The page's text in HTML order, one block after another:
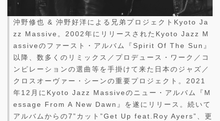
沖野修也 & 沖野好洋による兄弟プロジェクトKyoto Ja
zz Massive。2002年にリリースされたKyoto Jazz M
assiveのファースト・アルバム『Spirit Of The Sun』
以降、数多くのリミックス／プロデュース・ワーク／コ
ンピレーションの選曲等を手掛けて来た日本のジャズ／
クロスオーヴァー・シーンの重要プロジェクト。2021
年12月にKyoto Jazz Massiveのニュー・アルバム『M
essage From A New Dawn』を遂にリリース。続いて
アルバムからの7”カット”Get Up feat.Roy Ayers”、更